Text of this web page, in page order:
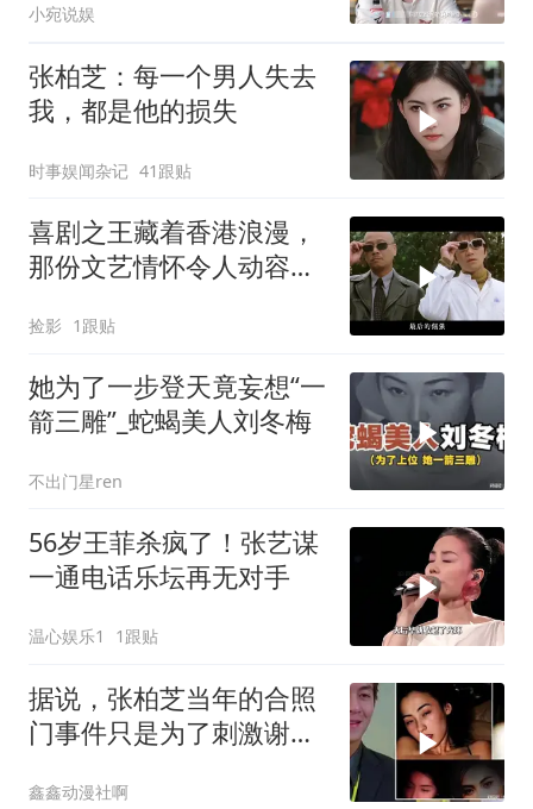
小宛说娱
张柏芝：每一个男人失去
我，都是他的损失
时事娱闻杂记 41跟贴
喜剧之王藏着香港浪漫，
那份文艺情怀令人动容，
捡影 1跟贴
她为了一步登天竟妄想“一
箭三雕”_蛇蝎美人刘冬梅
不出门星ren
56岁王菲杀疯了！张艺谋
一通电话乐坛再无对手
温心娱乐1 1跟贴
据说，张柏芝当年的合照
门事件只是为了刺激谢霆
鑫鑫动漫社啊